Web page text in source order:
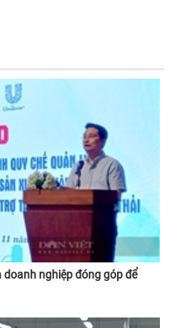
nghiệp đóng góp để